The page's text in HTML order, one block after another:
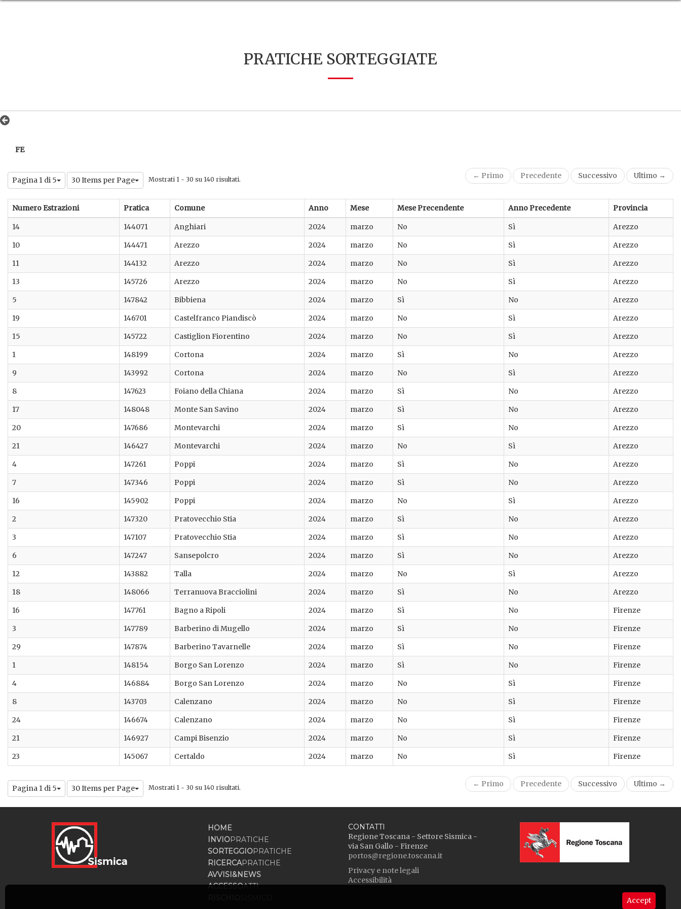
PRATICHE SORTEGGIATE
FE
Pagina 1 di 5 30 Items per Page Mostrati 1 - 30 su 140 risultati. ← Primo Precedente Successivo Ultimo →
Numero Estrazioni Pratica Comune Anno Mese Mese Precendente Anno Precedente Provincia
14 144071 Anghiari 2024 marzo No Sì
Arezzo
10
144471 Arezzo 2024 marzo No Sì
Arezzo
11
144132 Arezzo 2024 marzo No Sì
Arezzo
13
145726 Arezzo 2024 marzo No Sì
Arezzo
5
147842 Bibbiena 2024 marzo Sì No
Arezzo
19
146701 Castelfranco Piandiscò 2024 marzo No Sì
Arezzo
15
145722 Castiglion Fiorentino 2024 marzo No Sì
Arezzo
1
148199 Cortona 2024 marzo Sì No
Arezzo
9
143992 Cortona 2024 marzo No Sì
Arezzo
8
147623 Foiano della Chiana 2024 marzo Sì No
Arezzo
17
148048 Monte San Savino 2024 marzo Sì No
Arezzo
20
147686 Montevarchi 2024 marzo Sì No
Arezzo
21
146427 Montevarchi 2024 marzo No Sì
Arezzo
4
147261 Poppi 2024 marzo Sì No
Arezzo
7
147346 Poppi 2024 marzo Sì No
Arezzo
16
145902 Poppi 2024 marzo No Sì
Arezzo
2
147320 Pratovecchio Stia 2024 marzo Sì No
Arezzo
3
147107 Pratovecchio Stia 2024 marzo Sì No
Arezzo
6
147247 Sansepolcro 2024 marzo Sì No
Arezzo
12
143882 Talla 2024 marzo No Sì
Arezzo
18
148066 Terranuova Bracciolini 2024 marzo Sì No
Arezzo
16
147761 Bagno a Ripoli 2024 marzo Sì No
Firenze
3
147789 Barberino di Mugello 2024 marzo Sì No
Firenze
29
147874 Barberino Tavarnelle 2024 marzo Sì No
Firenze
1
148154 Borgo San Lorenzo 2024 marzo Sì No
Firenze
4
146884 Borgo San Lorenzo 2024 marzo No Sì
Firenze
8
143703 Calenzano 2024 marzo No Sì
Firenze
24
146674 Calenzano 2024 marzo No Sì
Firenze
21
146927 Campi Bisenzio 2024 marzo No Sì
Firenze
23
145067 Certaldo 2024 marzo No Sì Firenze
Pagina 1 di 5 30 Items per Page Mostrati 1 - 30 su 140 risultati. ← Primo Precedente Successivo Ultimo →
Accept
HOME
INVIOPRATICHE
SORTEGGIOPRATICHE
RICERCAPRATICHE
AVVISI&NEWS
ACCESSOATTI
CONTATTI
Regione Toscana - Settore Sismica -
via San Gallo - Firenze
portos@regione.toscana.it
Privacy e note legali
Accessibilità